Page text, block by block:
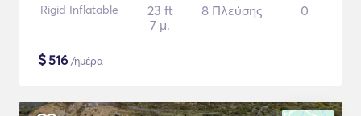
Rigid Inflatable
23 ft
7 μ.
8 Πλεύσης 0
$516 /ημέρα